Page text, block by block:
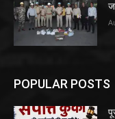
POPULAR POSTS